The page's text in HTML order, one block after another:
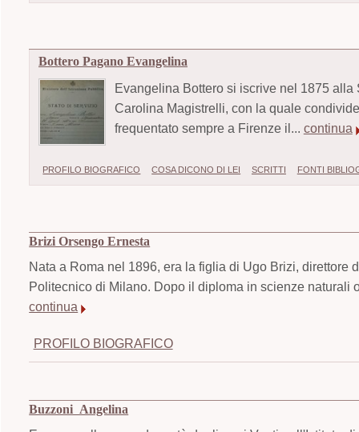
Bottero Pagano Evangelina
Evangelina Bottero si iscrive nel 1875
Carolina Magistrelli, con la quale
frequentato sempre a Firenze il... continua
PROFILO BIOGRAFICO COSA DICONO DI LEI SCRITTI FONTI
Brizi Orsengo Ernesta
Nata a Roma nel 1896, era la figlia di Ugo Brizi,
Politecnico di Milano. Dopo il diploma in scienze naturali
continua
PROFILO BIOGRAFICO
Buzzoni Angelina